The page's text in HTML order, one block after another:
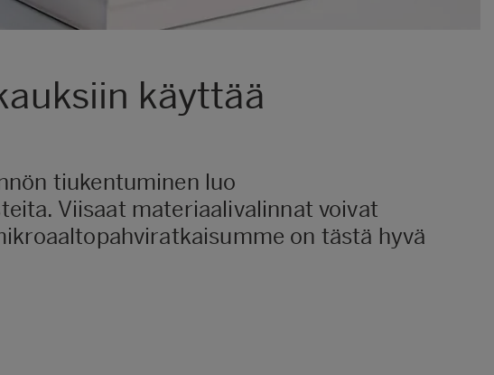
käyttää
tiukentuminen luo
Viisaat materiaalivalinnat voivat
on tästä hyvä